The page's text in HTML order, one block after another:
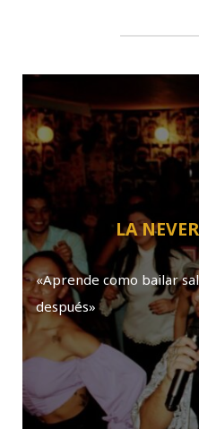
LA
«Aprende como bailar
después»